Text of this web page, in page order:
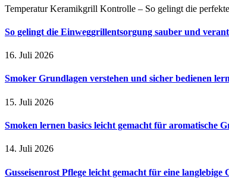
Temperatur Keramikgrill Kontrolle – So gelingt die
So gelingt die Einweggrillentsorgung sauber und
16. Juli 2026
Smoker Grundlagen verstehen und sicher bedienen
15. Juli 2026
Smoken lernen basics leicht gemacht für aromatische
14. Juli 2026
Gusseisenrost Pflege leicht gemacht für eine langlebige